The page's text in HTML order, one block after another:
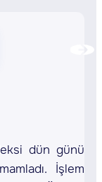
dün günü
İşlem